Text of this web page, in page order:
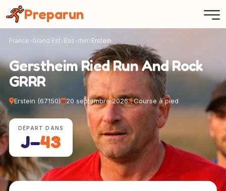
Preparun
France Grand Est Bas-rhin Erstein
Gerstheim Ried Run And Rock
GRRR
Erstein (67150) 20 septembre 2026 Course à pied
DÉPART DANS
J−43
Panneau de gestion des cookies